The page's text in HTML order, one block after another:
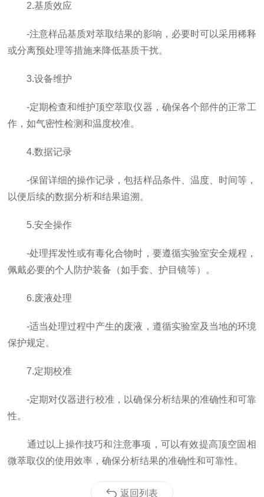
2.基质效应
-注意样品基质对萃取结果的影响，必要时可以采用稀释
或分离预处理等措施来降低基质干扰。
3.设备维护
-定期检查和维护顶空萃取仪器，确保各个部件的正常工
作，如气密性检测和温度校准。
4.数据记录
-保留详细的操作记录，包括样品条件、温度、时间等，
以便后续的数据分析和结果追溯。
5.安全操作
-处理挥发性或有毒化合物时，要遵循实验室安全规程，
佩戴必要的个人防护装备（如手套、护目镜等）。
6.废液处理
-适当处理过程中产生的废液，遵循实验室及当地的环境
保护规定。
7.定期校准
-定期对仪器进行校准，以确保分析结果的准确性和可靠
性。
通过以上操作技巧和注意事项，可以有效提高顶空固相
微萃取仪的使用效率，确保分析结果的准确性和可靠性。
返回列表